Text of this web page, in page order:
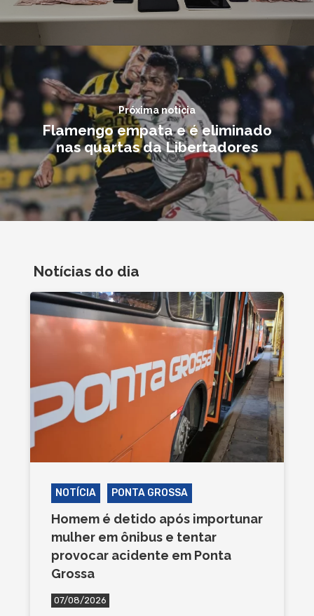
Próxima notícia
Flamengo empata e é eliminado
nas quartas da Libertadores
Notícias do dia
NOTÍCIA PONTA GROSSA
Homem é detido após importunar
mulher em ônibus e tentar
provocar acidente em Ponta
Grossa
07/08/2026